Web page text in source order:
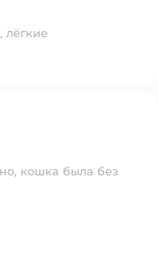
лёгкие
кошка была без